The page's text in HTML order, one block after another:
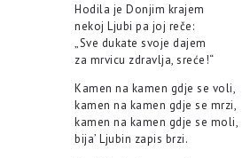
Hodila je Donjim krajem
nekoj Ljubi pa joj reče:
„Sve dukate svoje dajem
za mrvicu zdravlja, sreće!“
Kamen na kamen gdje se voli,
kamen na kamen gdje se mrzi,
kamen na kamen gdje se moli,
bija’ Ljubin zapis brzi.